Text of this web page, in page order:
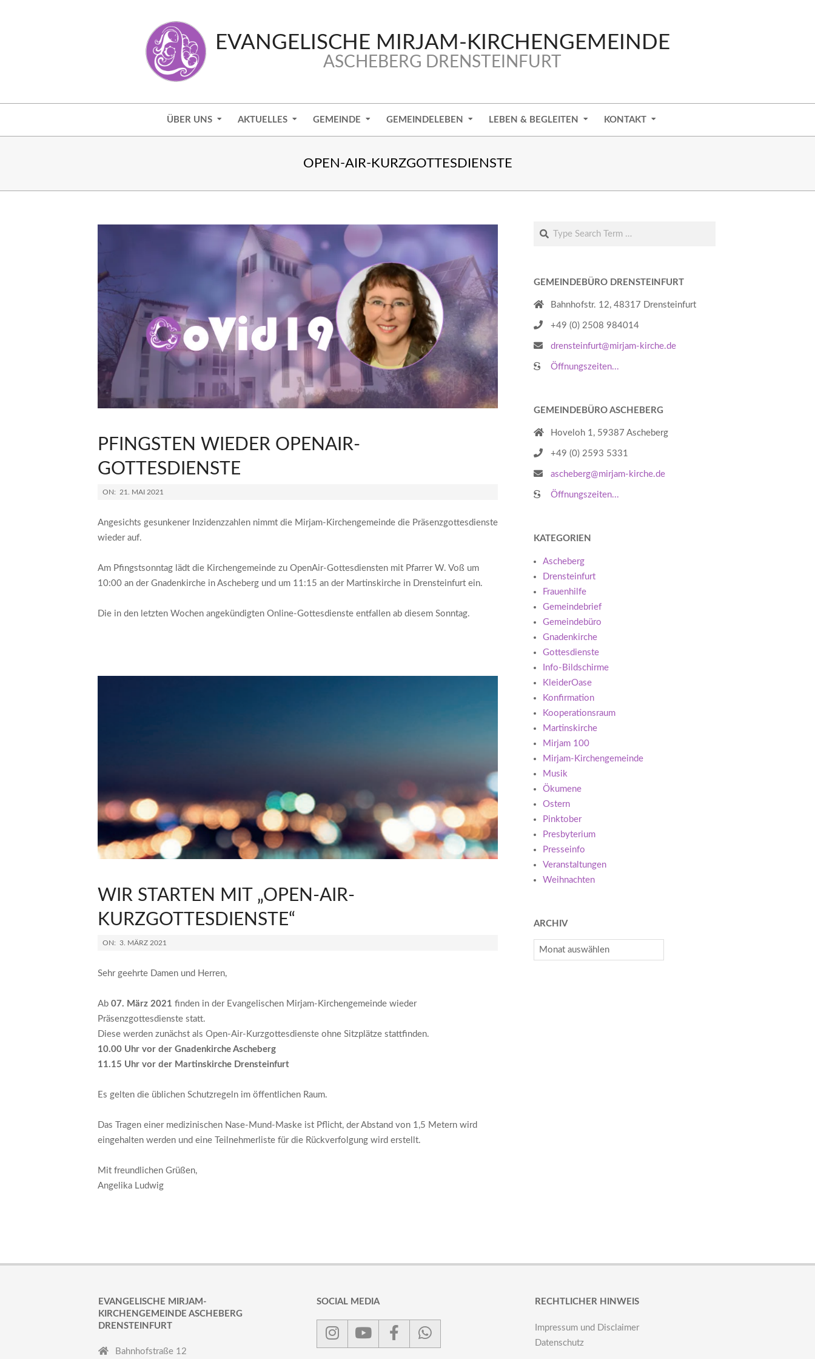
EVANGELISCHE MIRJAM-KIRCHENGEMEINDE
ASCHEBERG DRENSTEINFURT
ÜBER UNS AKTUELLES GEMEINDE GEMEINDELEBEN LEBEN & BEGLEITEN KONTAKT
OPEN-AIR-KURZGOTTESDIENSTE
PFINGSTEN WIEDER OPENAIR-
GOTTESDIENSTE
2021-
21
ON: 21. MAI 2021
Angesichts gesunkener Inzidenzzahlen nimmt die Mirjam-Kirchengemeinde die Präsenzgottesdienste
wieder auf.
Am Pfingstsonntag lädt die Kirchengemeinde zu OpenAir-Gottesdiensten mit Pfarrer W. Voß um
10:00 an der Gnadenkirche in Ascheberg und um 11:15 an der Martinskirche in Drensteinfurt ein.
Die in den letzten Wochen angekündigten Online-Gottesdienste entfallen ab diesem Sonntag.
WIR STARTEN MIT „OPEN-AIR-
KURZGOTTESDIENSTE“
2021-
03
ON: 3. MÄRZ 2021
Sehr geehrte Damen und Herren,
Ab 07. März 2021 finden in der Evangelischen Mirjam-Kirchengemeinde wieder
Präsenzgottesdienste statt.
Diese werden zunächst als Open-Air-Kurzgottesdienste ohne Sitzplätze stattfinden.
10.00 Uhr vor der Gnadenkirche Ascheberg
11.15 Uhr vor der Martinskirche Drensteinfurt
Es gelten die üblichen Schutzregeln im öffentlichen Raum.
Das Tragen einer medizinischen Nase-Mund-Maske ist Pflicht, der Abstand von 1,5 Metern wird
eingehalten werden und eine Teilnehmerliste für die Rückverfolgung wird erstellt.
Mit freundlichen Grüßen,
Angelika Ludwig
Search
GEMEINDEBÜRO DRENSTEINFURT
Bahnhofstr. 12, 48317 Drensteinfurt
+49 (0) 2508 984014
drensteinfurt@mirjam-kirche.de
Öffnungszeiten...
GEMEINDEBÜRO ASCHEBERG
Hoveloh 1, 59387 Ascheberg
+49 (0) 2593 5331
ascheberg@mirjam-kirche.de
Öffnungszeiten...
KATEGORIEN
Ascheberg
Drensteinfurt
Frauenhilfe
Gemeindebrief
Gemeindebüro
Gnadenkirche
Gottesdienste
Info-Bildschirme
KleiderOase
Konfirmation
Kooperationsraum
Martinskirche
Mirjam 100
Mirjam-Kirchengemeinde
Musik
Ökumene
Ostern
Pinktober
Presbyterium
Presseinfo
Veranstaltungen
Weihnachten
ARCHIV
Archiv
EVANGELISCHE MIRJAM-
KIRCHENGEMEINDE ASCHEBERG
DRENSTEINFURT
Bahnhofstraße 12
SOCIAL MEDIA RECHTLICHER HINWEIS
Impressum und Disclaimer
Datenschutz